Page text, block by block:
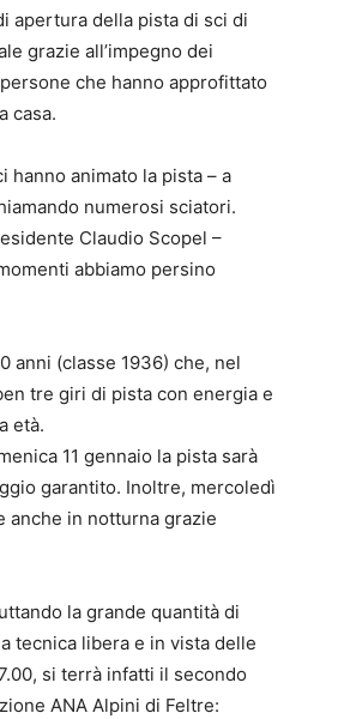
apertura della pista di sci di
grazie all’impegno dei
che hanno approfittato
casa.
animato la pista – a
numerosi sciatori.
Claudio Scopel –
abbiamo persino
anni (classe 1936) che, nel
tre giri di pista con energia e
età.
11 gennaio la pista sarà
garantito. Inoltre, mercoledì
anche in notturna grazie
la grande quantità di
tecnica libera e in vista delle
si terrà infatti il secondo
ANA Alpini di Feltre: